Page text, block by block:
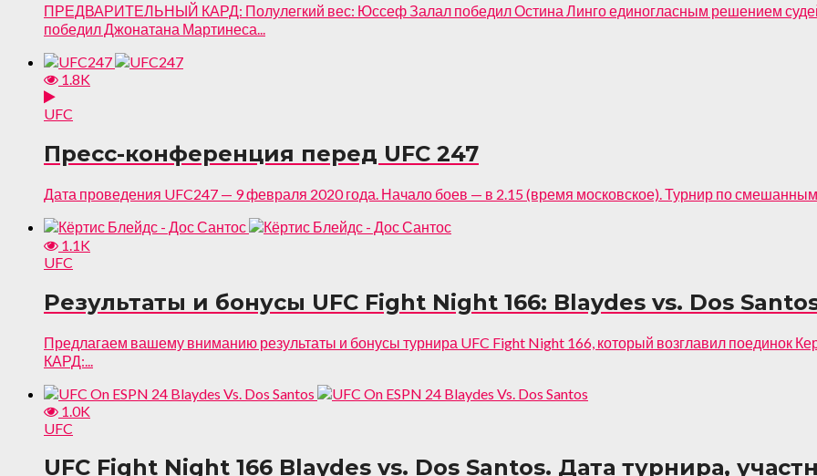
ПРЕДВАРИТЕЛЬНЫЙ КАРД: Полулегкий вес: Юссеф Залал победил Остина Линго единогласным решением
победил Джонатана Мартинеса...
1.8K
UFC
Пресс-конференция перед UFC 247
Дата проведения UFC247 — 9 февраля 2020 года. Начало боев — в 2.15 (время московское). Турнир по смешанным
1.1K
UFC
Результаты и бонусы UFC Fight Night 166: Blaydes vs. Dos
Предлагаем вашему вниманию результаты и бонусы турнира UFC Fight Night 166, который возглавил
КАРД:...
1.0K
UFC
UFC Fight Night 166 Blaydes vs. Dos Santos. Дата турнира,